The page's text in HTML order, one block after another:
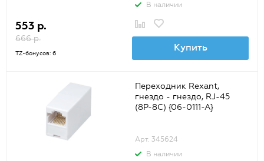
В наличии
553 р.
666 р.
TZ-бонусов: 6
Купить
Переходник Rexant,
гнездо - гнездо, RJ-45
(8Р-8С) {06-0111-A}
Арт. 345624
В наличии